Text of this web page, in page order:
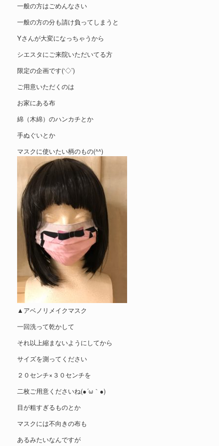
一般の方はごめんなさい
一般の方の分も請け負ってしまうと
Yさんが大変になっちゃうから
シエスタにご来院いただいてる方
限定の企画です(‘◇’)ゞ
ご用意いただくのは
お家にある布
綿（木綿）のハンカチとか
手ぬぐいとか
マスクに使いたい柄のもの(^^)
▲アベノリメイクマスク
一回洗って乾かして
それ以上縮まないようにしてから
サイズを測ってください
２０センチ×３０センチを
二枚ご用意くださいね(●´ω｀●)
目が粗すぎるものとか
マスクには不向きの布も
あるみたいなんですが